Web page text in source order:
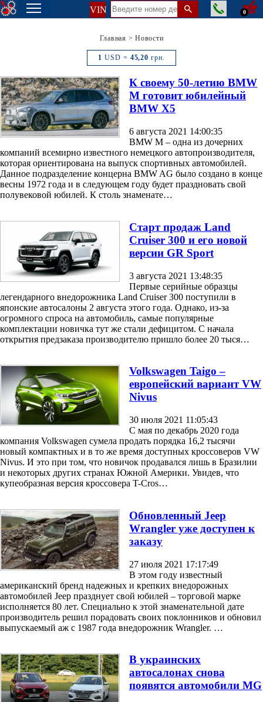
VIN 0
Главная > Новости
1 USD = 45,20 грн.
К своему 50-летию BMW
M готовит юбилейный
BMW X5
6 августа 2021 14:00:35
BMW M – одна из дочерних
компаний всемирно известного немецкого автопроизводителя,
которая ориентирована на выпуск спортивных автомобилей.
Данное подразделение концерна BMW AG было создано в конце
весны 1972 года и в следующем году будет праздновать свой
полувековой юбилей. К столь знаменате…
Старт продаж Land
Cruiser 300 и его новой
версии GR Sport
3 августа 2021 13:48:35
Первые серийные образцы
легендарного внедорожника Land Cruiser 300 поступили в
японские автосалоны 2 августа этого года. Однако, из-за
огромного спроса на автомобиль, самые популярные
комплектации новичка тут же стали дефицитом. С начала
открытия предзаказа производителю пришло более 20 тыся…
Volkswagen Taigo –
европейский вариант VW
Nivus
30 июля 2021 11:05:43
С мая по декабрь 2020 года
компания Volkswagen сумела продать порядка 16,2 тысячи
новый компактных и в то же время доступных кроссоверов VW
Nivus. И это при том, что новичок продавался лишь в Бразилии
и некоторых других странах Южной Америки. Увидев, что
купеобразная версия кроссовера T-Cros…
Обновленный Jeep
Wrangler уже доступен к
заказу
27 июля 2021 17:17:49
В этом году известный
американский бренд надежных и крепких внедорожных
автомобилей Jeep празднует свой юбилей – торговой марке
исполняется 80 лет. Специально к этой знаменательной дате
производитель решил порадовать своих поклонников и обновил
выпускаемый аж с 1987 года внедорожник Wrangler. …
В украинских
автосалонах снова
появятся автомобили MG